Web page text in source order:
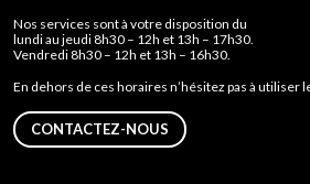
Nos services sont à votre disposition du
lundi au jeudi 8h30 – 12h et 13h – 17h30.
Vendredi 8h30 – 12h et 13h – 16h30.
En dehors de ces horaires n’hésitez pas à utiliser
CONTACTEZ-NOUS